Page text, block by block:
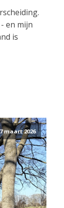
en mijn
is
maart 2026